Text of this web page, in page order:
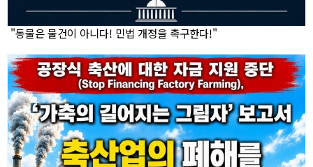
"동물은 물건이 아니다! 민법 개정을 촉구한다!"